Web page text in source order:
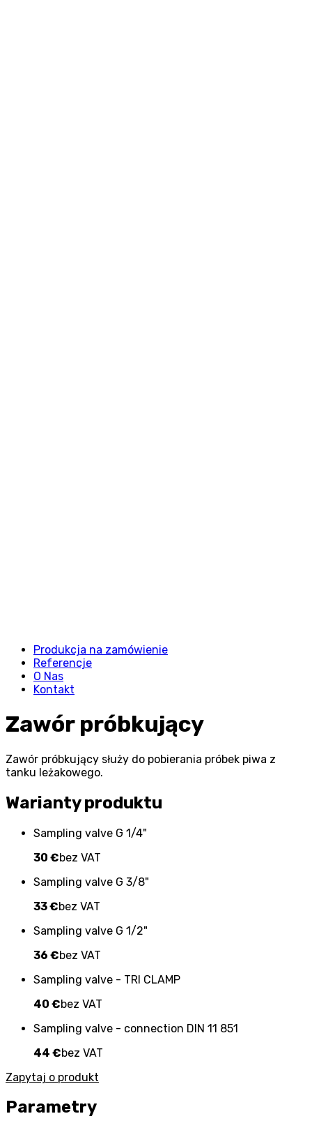
Produkcja na zamówienie
Referencje
O Nas
Kontakt
Zawór próbkujący
Zawór próbkujący służy do pobierania próbek piwa z
tanku leżakowego.
Warianty produktu
Sampling valve G 1/4"
30 €bez VAT
Sampling valve G 3/8"
33 €bez VAT
Sampling valve G 1/2"
36 €bez VAT
Sampling valve - TRI CLAMP
40 €bez VAT
Sampling valve - connection DIN 11 851
44 €bez VAT
Zapytaj o produkt
Parametry